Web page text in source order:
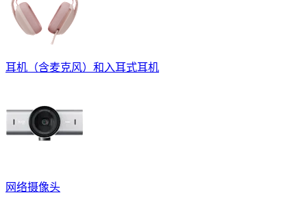
耳机（含麦克风）和入耳式耳机
网络摄像头